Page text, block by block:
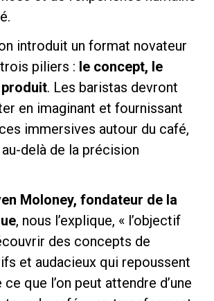
introduit un format novateur
piliers : le concept, le
. Les baristas devront
en imaginant et fournissant
immersives autour du café,
delà de la précision
Moloney, fondateur de la
, nous l’explique, « l’objectif
des concepts de
et audacieux qui repoussent
que l’on peut attendre d’une